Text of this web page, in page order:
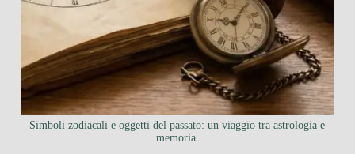
Simboli zodiacali e oggetti del passato: un viaggio tra astrologia e
memoria.